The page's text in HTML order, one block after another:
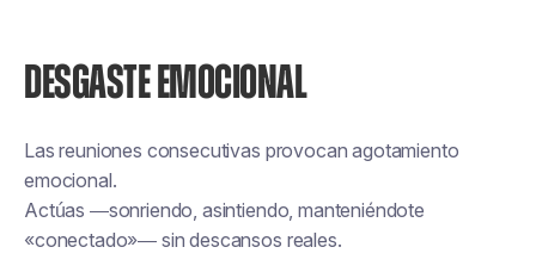
DESGASTE EMOCIONAL
Las reuniones consecutivas provocan agotamiento
emocional.
Actúas —sonriendo, asintiendo, manteniéndote
«conectado»— sin descansos reales.